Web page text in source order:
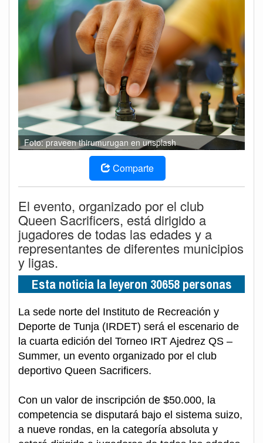
Foto: praveen thirumurugan en unsplash
Comparte
El evento, organizado por el club
Queen Sacrificers, está dirigido a
jugadores de todas las edades y a
representantes de diferentes municipios
y ligas.
Esta noticia la leyeron 30658 personas
La sede norte del Instituto de Recreación y
Deporte de Tunja (IRDET) será el escenario de
la cuarta edición del Torneo IRT Ajedrez QS –
Summer, un evento organizado por el club
deportivo Queen Sacrificers.
Con un valor de inscripción de $50.000, la
competencia se disputará bajo el sistema suizo,
a nueve rondas, en la categoría absoluta y